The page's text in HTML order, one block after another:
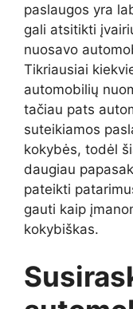
paslaugos yra
gali atsitikti
nuosavo
Tikriausiai
automobilių
tačiau pats
suteikiamos
kokybės, todėl
daugiau
pateikti
gauti kaip
kokybiškas.